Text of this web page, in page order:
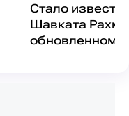
Стало
Шавката
обновленном